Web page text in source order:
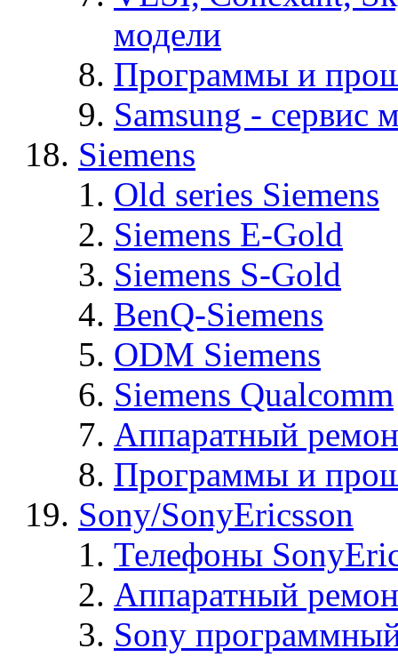
модели
Программы и
Samsung - cервис
Siemens
Old series Siemens
Siemens E-Gold
Siemens S-Gold
BenQ-Siemens
ODM Siemens
Siemens Qualcomm
Аппаратный
Программы и
Sony/SonyEricsson
Телефоны
Аппаратный
Sony